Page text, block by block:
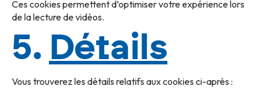
Ces cookies permettent d’optimiser votre expérience lors
de la lecture de vidéos.
5. Détails
Vous trouverez les détails relatifs aux cookies ci-après :